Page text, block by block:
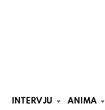
INTERVJU ANIMA